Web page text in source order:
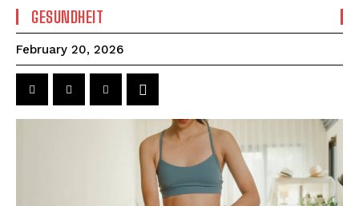
GESUNDHEIT
February 20, 2026